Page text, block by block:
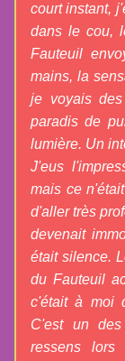
court instant,
dans le cou,
Fauteuil
mains, la
je voyais
paradis de
lumière. Un
J'eus
mais ce
d'aller très
devenait
était silence.
du Fauteuil
c'était à moi
C'est un
ressens